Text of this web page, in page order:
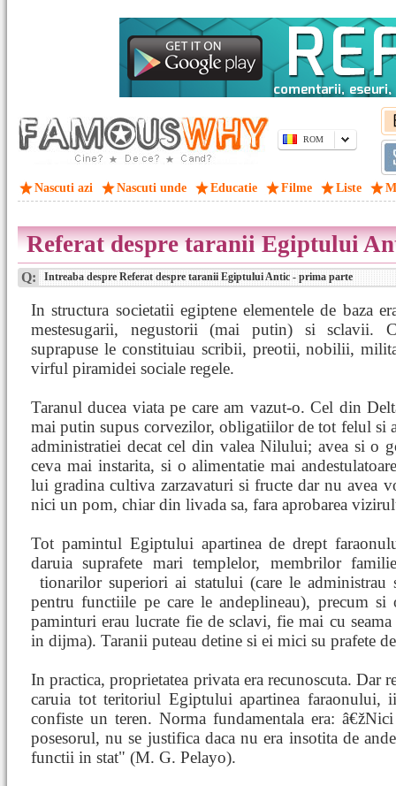
ROM
Nascuti azi Nascuti unde Educatie Filme Liste
Referat despre taranii Egiptului
Q: Intreaba despre Referat despre taranii Egiptului Antic - prima parte
In structura societatii egiptene elementele de baza
mestesugarii, negustorii (mai putin) si sclavii.
suprapuse le constituiau scribii, preotii, nobilii,
virful piramidei sociale regele.
Taranul ducea viata pe care am vazut-o. Cel din
mai putin supus corvezilor, obligatiilor de tot felul si
administratiei decat cel din valea Nilului; avea si o
ceva mai instarita, si o alimentatie mai
lui gradina cultiva zarzavaturi si fructe dar nu avea
nici un pom, chiar din livada sa, fara aprobarea
Tot pamintul Egiptului apartinea de drept
daruia suprafete mari templelor, membrilor
tionarilor superiori ai statului (care le administrau
pentru functiile pe care le andeplineau), precum
paminturi erau lucrate fie de sclavi, fie mai cu
in dijma). Taranii puteau detine si ei mici su prafete
In practica, proprietatea privata era recunoscuta. Dar
caruia tot teritoriul Egiptului apartinea faraonului,
confiste un teren. Norma fundamentala era:
posesorul, nu se justifica daca nu era insotita de
functii in stat" (M. G. Pelayo).